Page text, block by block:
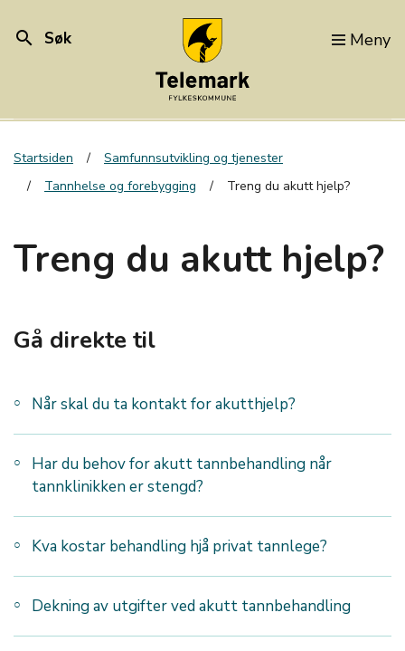
search Søk Meny
Startsiden
Samfunnsutvikling og tjenester
Tannhelse og forebygging
Treng du akutt hjelp?
Treng du akutt hjelp?
Gå direkte til
Når skal du ta kontakt for akutthjelp?
Har du behov for akutt tannbehandling når
tannklinikken er stengd?
Kva kostar behandling hjå privat tannlege?
Dekning av utgifter ved akutt tannbehandling